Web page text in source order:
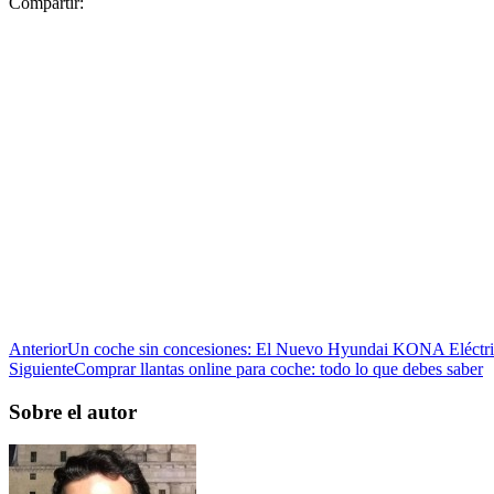
AnteriorUn coche sin concesiones: El Nuevo Hyundai KONA
SiguienteComprar llantas online para coche: todo lo que debes saber
Sobre el autor